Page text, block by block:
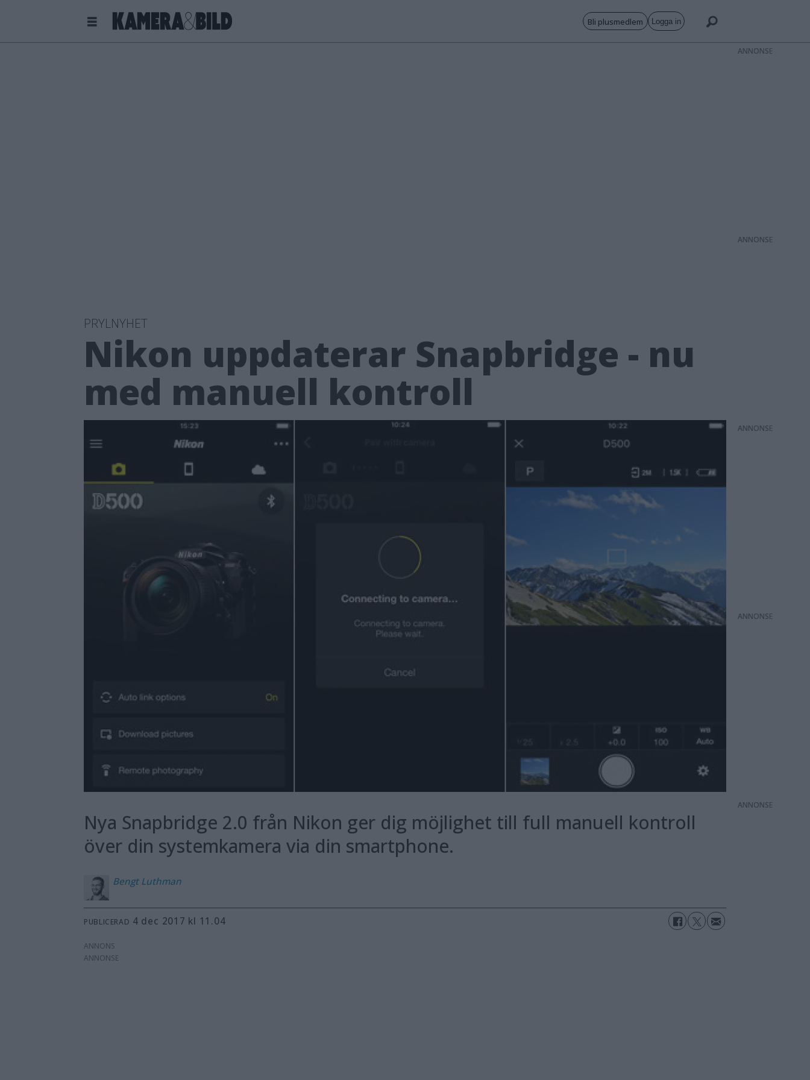
Bli plusmedlem Logga in
PRYLNYHET
Nikon uppdaterar Snapbridge - nu
med manuell kontroll
Nya Snapbridge 2.0 från Nikon ger dig möjlighet till full manuell kontroll
över din systemkamera via din smartphone.
Bengt Luthman
PUBLICERAD 4 dec 2017 kl 11.04
ANNONS
ANNONS
ANNONS
ANNONS
ANNONS
ANNONS